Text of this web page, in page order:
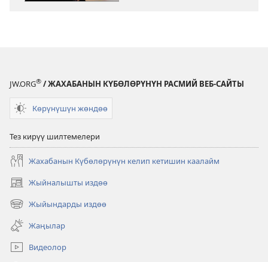
JW.ORG® / ЖАХАБАНЫН КҮБӨЛӨРҮНҮН РАСМИЙ ВЕБ-САЙТЫ
Көрүнүшүн жөндөө
Тез кирүү шилтемелери
Жахабанын Күбөлөрүнүн келип кетишин каалайм
Жыйналышты издөө
(жаңы
терезе
ачат)
Жыйындарды издөө
(жаңы
терезе
ачат)
Жаңылар
Видеолор